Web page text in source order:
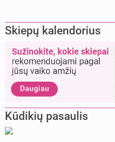
Skiepų kalendorius
Kūdikių pasaulis